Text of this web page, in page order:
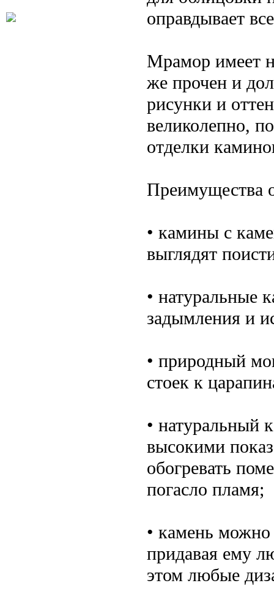
оправдывает
Мрамор имеет
же прочен и
рисунки и
великолепно,
отделки
Преимущества
• камины с
выглядят
• натуральные
задымления и
• природный
стоек к
• натуральный
высокими
обогревать
погасло пламя;
• камень
придавая ему
этом любые